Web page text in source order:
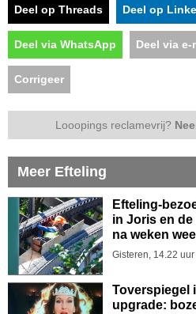
Deel op Threads Deel op
Deel via WhatsApp Deel via e-
Corrigeer
Looopings reclamevrij?
Meer Efteling
Efteling-
in Joris en
na weken
Gisteren, 14.22 uur
Toverspiegel
upgrade: